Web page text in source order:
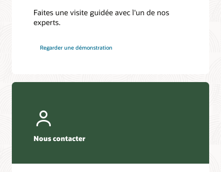
Faites une visite guidée avec l'un de nos
experts.
Regarder une démonstration
Nous contacter